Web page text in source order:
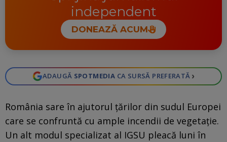
independent
DONEAZĂ ACUM
ADAUGĂ SPOTMEDIA CA SURSĂ PREFERATĂ ›
România sare în ajutorul țărilor din sudul Europei
care se confruntă cu ample incendii de vegetație.
Un alt modul specializat al IGSU pleacă luni în